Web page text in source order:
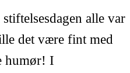
alle var
det være fint med
humør! I